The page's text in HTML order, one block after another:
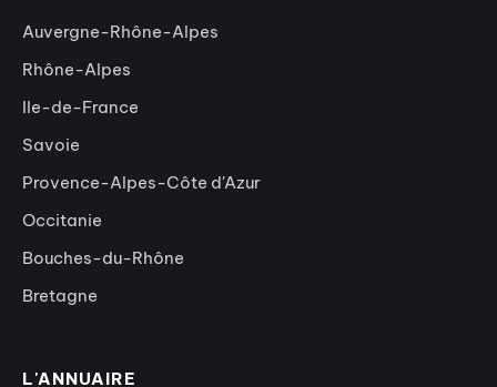
Auvergne-Rhône-Alpes
Rhône-Alpes
Ile-de-France
Savoie
Provence-Alpes-Côte d'Azur
Occitanie
Bouches-du-Rhône
Bretagne
L'ANNUAIRE